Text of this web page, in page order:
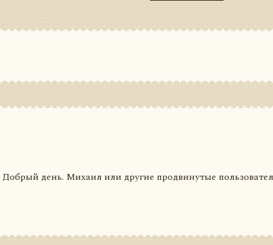
Добрый день. Михаил или другие продвинутые